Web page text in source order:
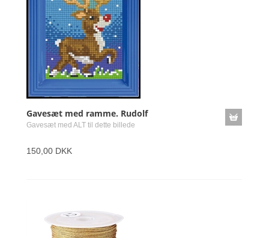
Gavesæt med ramme. Rudolf
Gavesæt med ALT til dette billede
150,00 DKK